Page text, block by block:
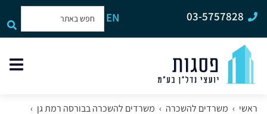
03-5757828
EN
ראשי › משרדים להשכרה › משרדים להשכרה בבורסה רמת גן ›